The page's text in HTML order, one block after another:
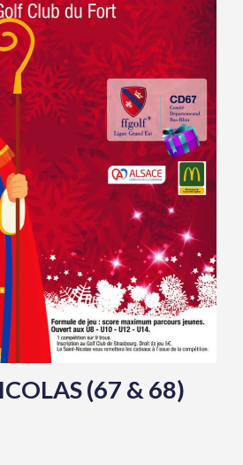
(67 & 68)